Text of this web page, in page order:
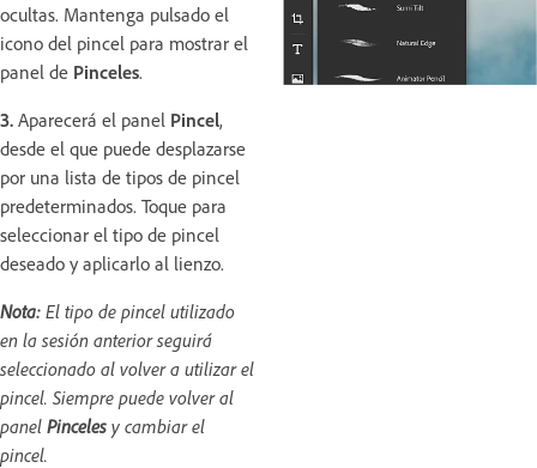
ocultas. Mantenga pulsado el
icono del pincel para mostrar el
panel de Pinceles.
3. Aparecerá el panel Pincel,
desde el que puede desplazarse
por una lista de tipos de pincel
predeterminados. Toque para
seleccionar el tipo de pincel
deseado y aplicarlo al lienzo.
Nota: El tipo de pincel utilizado
en la sesión anterior seguirá
seleccionado al volver a utilizar el
pincel. Siempre puede volver al
panel Pinceles y cambiar el
pincel.